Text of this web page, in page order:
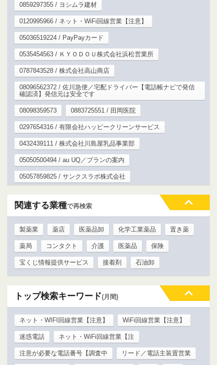
0859297355 / ヨシムラ建材
0120995966 / ネット・WiFi回線営業【注意】
05036519224 / PayPayカード
0535454563 / ＫＹＯＤＯＵ株式会社浜松営業所
0787843528 / 株式会社高山商店
08096562372 / 佐川急便／宅配ドライバー【電話帳ナビで発信
確認済】発信元は安全です
08098359573 0883725551 / 田岡医院
0297654316 / 有限会社ハッピークリーンサービス
0432439111 / 株式会社川島屋乳品事業部
05050500494 / au UQ／プランの案内
05057859825 / サンクスラボ株式会社
関連する業種で再検索
製薬業 薬店 医薬品卸 化学工業薬品 置き薬
薬局 コンタクト 介護 医薬品 保険
宝くじ情報提供サービス 接着剤 石油卸
トップ検索キーワード(月間)
ネット・WIFI回線営業【注意】 WiFi回線営業【注意】
迷惑電話 ネット・WiFi回線営業【注
注意が必要な電話番号【調査中 リード／電話主装置営業